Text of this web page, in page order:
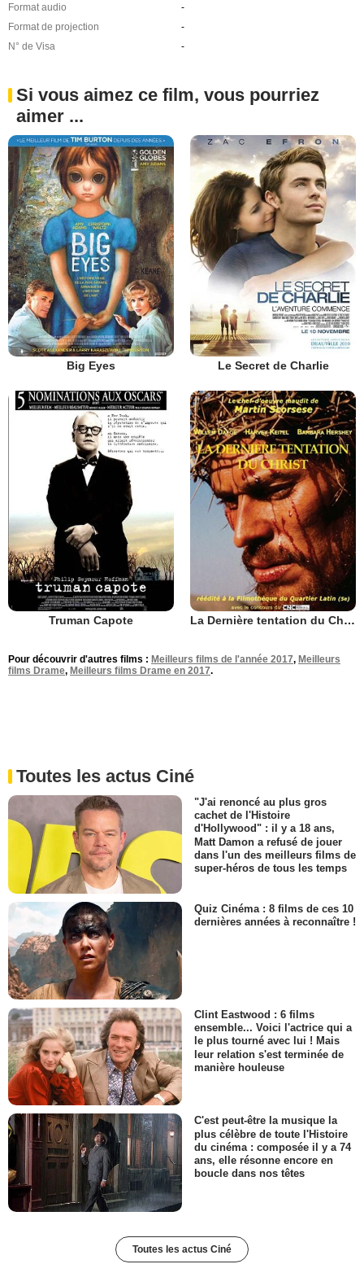
Format audio
-
Format de projection
-
N° de Visa
-
Si vous aimez ce film, vous pourriez
aimer ...
Big Eyes Le Secret de Charlie
Truman Capote La Dernière tentation du Christ
Pour découvrir d'autres films : Meilleurs films de l'année 2017, Meilleurs
films Drame, Meilleurs films Drame en 2017.
Toutes les actus Ciné
"J'ai renoncé au plus gros
cachet de l'Histoire
d'Hollywood" : il y a 18 ans,
Matt Damon a refusé de jouer
dans l'un des meilleurs films de
super-héros de tous les temps
Quiz Cinéma : 8 films de ces 10
dernières années à reconnaître !
Clint Eastwood : 6 films
ensemble... Voici l'actrice qui a
le plus tourné avec lui ! Mais
leur relation s'est terminée de
manière houleuse
C'est peut-être la musique la
plus célèbre de toute l'Histoire
du cinéma : composée il y a 74
ans, elle résonne encore en
boucle dans nos têtes
Toutes les actus Ciné